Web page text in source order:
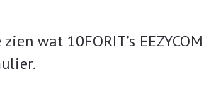
wat 10FORIT’s